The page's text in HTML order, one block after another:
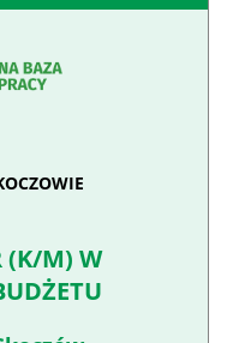
(K/M) W